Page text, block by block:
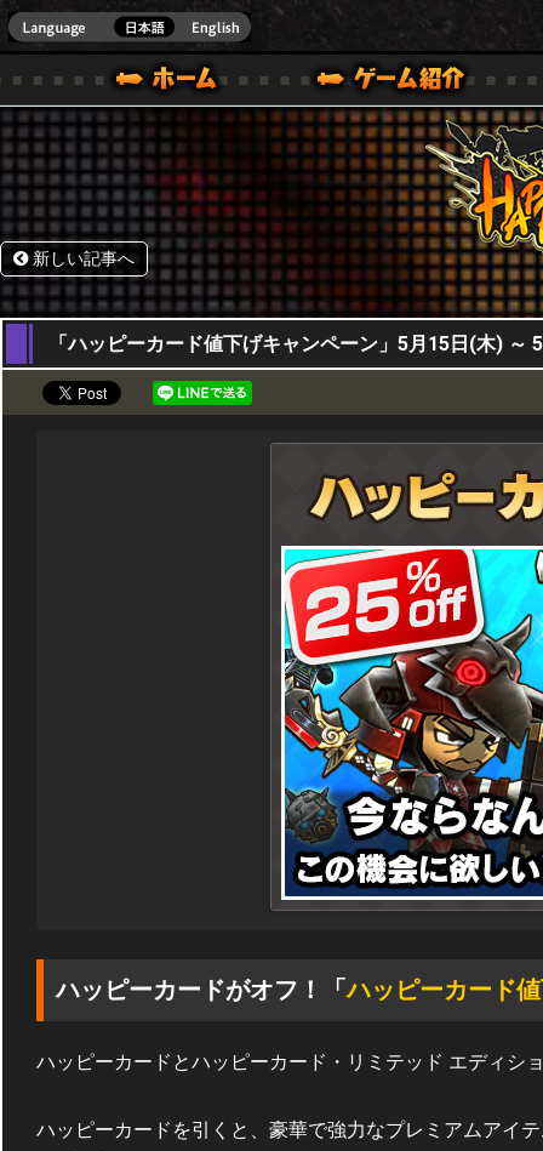
ONE VER.]
ガイド
ル｜HAPPY WARS(ハッピーウォーズ)公式サイト [ XBOX 360,XBOX ONE VER.]
サポート | HAPPY WARS(ハッピーウォーズ)公式サイ
新しい記事へ
15,05,2025
「ハッピーカード値下げキャンペーン」5月15日(木) ～
ハッピーカードがオフ！「ハッピーカード
ハッピーカードとハッピーカード・リミテッド エディシ
ハッピーカードを引くと、豪華で強力なプレミアムアイ